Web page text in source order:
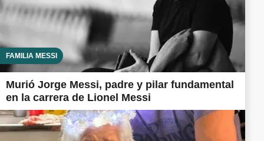
FAMILIA MESSI
Murió Jorge Messi, padre y pilar fundamental
en la carrera de Lionel Messi